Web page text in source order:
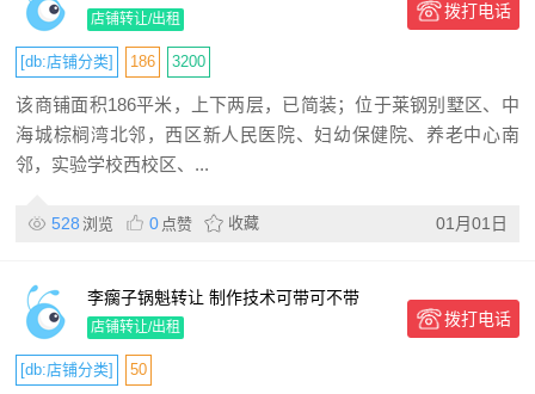
装商铺出租
店铺转让/出租 拨打电话
[db:店铺分类] 186 3200
该商铺面积186平米，上下两层，已简装；位于莱钢别墅区、中
海城棕榈湾北邻，西区新人民医院、妇幼保健院、养老中心南
邻，实验学校西校区、...
528 浏览 0 点赞 收藏 01月01日
李瘸子锅魁转让 制作技术可带可不带
店铺转让/出租 拨打电话
[db:店铺分类] 50